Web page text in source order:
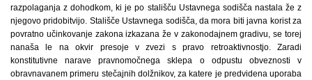
razpolaganja z dohodkom, ki je po stališču Ustavnega sodišča nastala že z
njegovo pridobitvijo. Stališče Ustavnega sodišča, da mora biti javna korist za
povratno učinkovanje zakona izkazana že v zakonodajnem gradivu, se torej
nanaša le na okvir presoje v zvezi s pravo retroaktivnostjo. Zaradi
konstitutivne narave pravnomočnega sklepa o odpustu obveznosti v
obravnavanem primeru stečajnih dolžnikov, za katere je predvidena uporaba